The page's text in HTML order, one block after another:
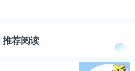
推荐阅读